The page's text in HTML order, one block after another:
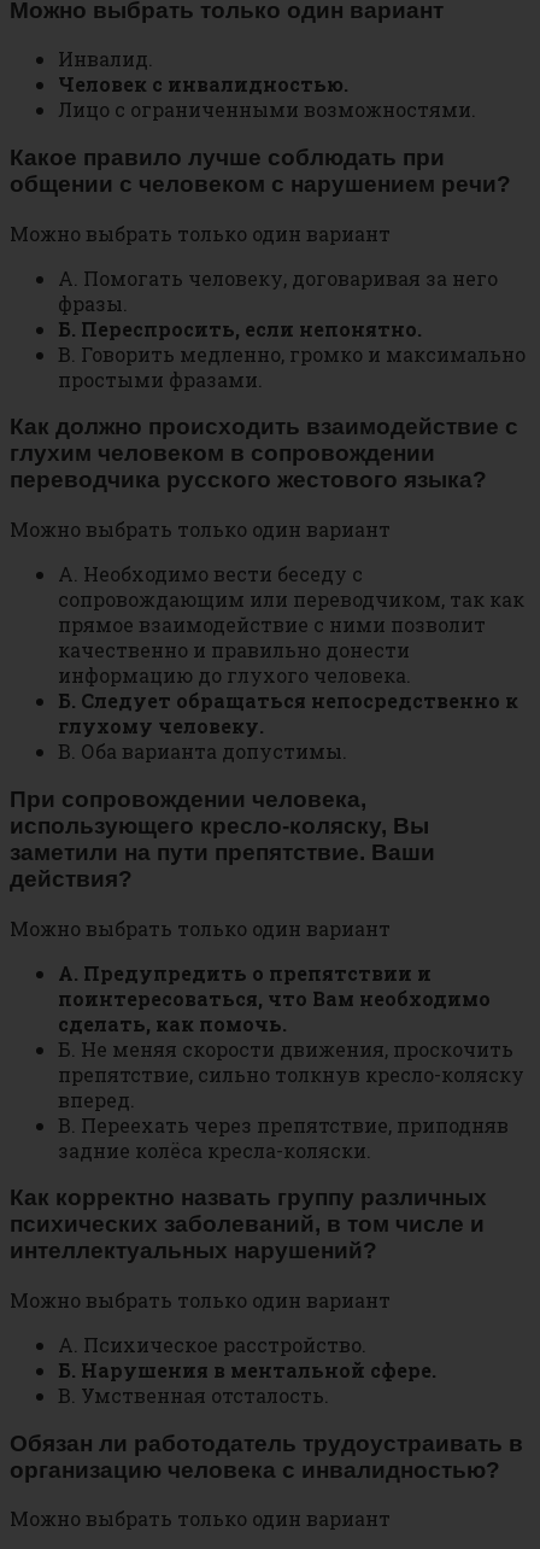
Можно выбрать только один вариант
Инвалид.
Человек с инвалидностью.
Лицо с ограниченными возможностями.
Какое правило лучше соблюдать при
общении с человеком с нарушением речи?
Можно выбрать только один вариант
А. Помогать человеку, договаривая за него
фразы.
Б. Переспросить, если непонятно.
В. Говорить медленно, громко и максимально
простыми фразами.
Как должно происходить взаимодействие с
глухим человеком в сопровождении
переводчика русского жестового языка?
Можно выбрать только один вариант
А. Необходимо вести беседу с
сопровождающим или переводчиком, так как
прямое взаимодействие с ними позволит
качественно и правильно донести
информацию до глухого человека.
Б. Следует обращаться непосредственно к
глухому человеку.
В. Оба варианта допустимы.
При сопровождении человека,
использующего кресло-коляску, Вы
заметили на пути препятствие. Ваши
действия?
Можно выбрать только один вариант
А. Предупредить о препятствии и
поинтересоваться, что Вам необходимо
сделать, как помочь.
Б. Не меняя скорости движения, проскочить
препятствие, сильно толкнув кресло-коляску
вперед.
В. Переехать через препятствие, приподняв
задние колёса кресла-коляски.
Как корректно назвать группу различных
психических заболеваний, в том числе и
интеллектуальных нарушений?
Можно выбрать только один вариант
А. Психическое расстройство.
Б. Нарушения в ментальной сфере.
В. Умственная отсталость.
Обязан ли работодатель трудоустраивать в
организацию человека с инвалидностью?
Можно выбрать только один вариант